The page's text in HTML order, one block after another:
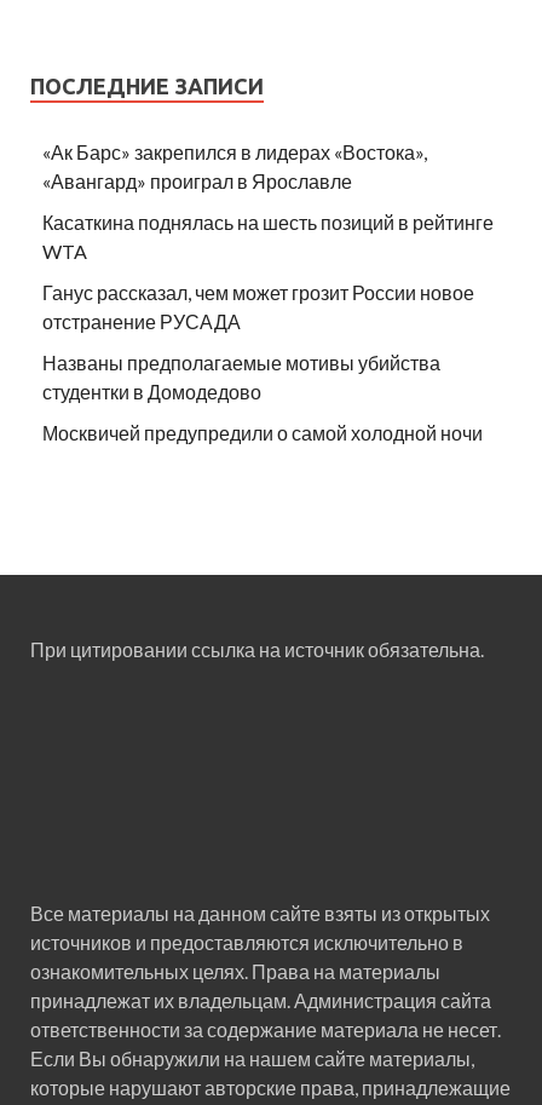
ПОСЛЕДНИЕ ЗАПИСИ
«Ак Барс» закрепился в лидерах «Востока»,
«Авангард» проиграл в Ярославле
Касаткина поднялась на шесть позиций в рейтинге
WTA
Ганус рассказал, чем может грозит России новое
отстранение РУСАДА
Названы предполагаемые мотивы убийства
студентки в Домодедово
Москвичей предупредили о самой холодной ночи
При цитировании ссылка на источник обязательна.
Все материалы на данном сайте взяты из открытых
источников и предоставляются исключительно в
ознакомительных целях. Права на материалы
принадлежат их владельцам. Администрация сайта
ответственности за содержание материала не несет.
Если Вы обнаружили на нашем сайте материалы,
которые нарушают авторские права, принадлежащие